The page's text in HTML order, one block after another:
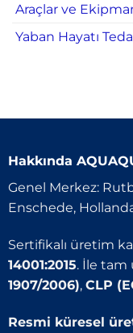
Araçlar ve
Yaban Hayatı
Hakkında
Genel Merkez:
Enschede,
Sertifikalı üretim
14001:2015. İle tam
1907/2006), CLP
Resmi küresel